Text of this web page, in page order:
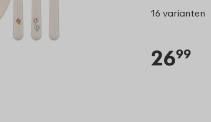
16 varianten
2699